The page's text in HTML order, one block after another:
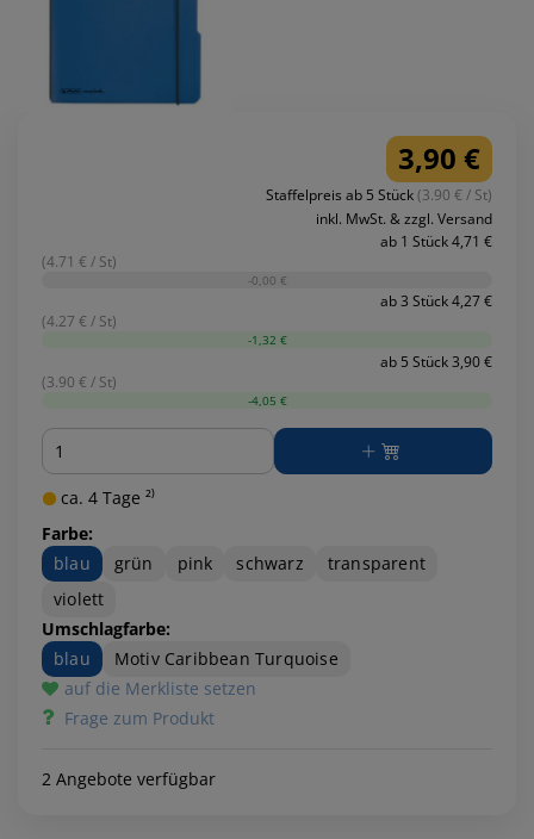
3,90 €
Staffelpreis ab 5 Stück(3.90 € / St)
inkl. MwSt. & zzgl. Versand
ab 1 Stück 4,71 €
(4.71 € / St)
-0,00 €
ab 3 Stück 4,27 €
(4.27 € / St)
-1,32 €
ab 5 Stück 3,90 €
(3.90 € / St)
-4,05 €
Menge
ca. 4 Tage ²⁾
Farbe:
blau
grün pink schwarz
transparent
violett
Umschlagfarbe:
blau
Motiv Caribbean Turquoise
auf die Merkliste setzen
Frage zum Produkt
2 Angebote verfügbar